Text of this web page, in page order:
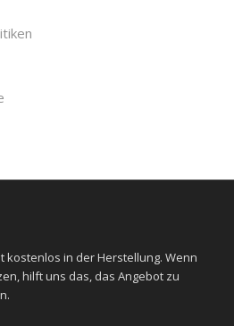
kostenlos in der Herstellung. Wenn
hilft uns das, das Angebot zu